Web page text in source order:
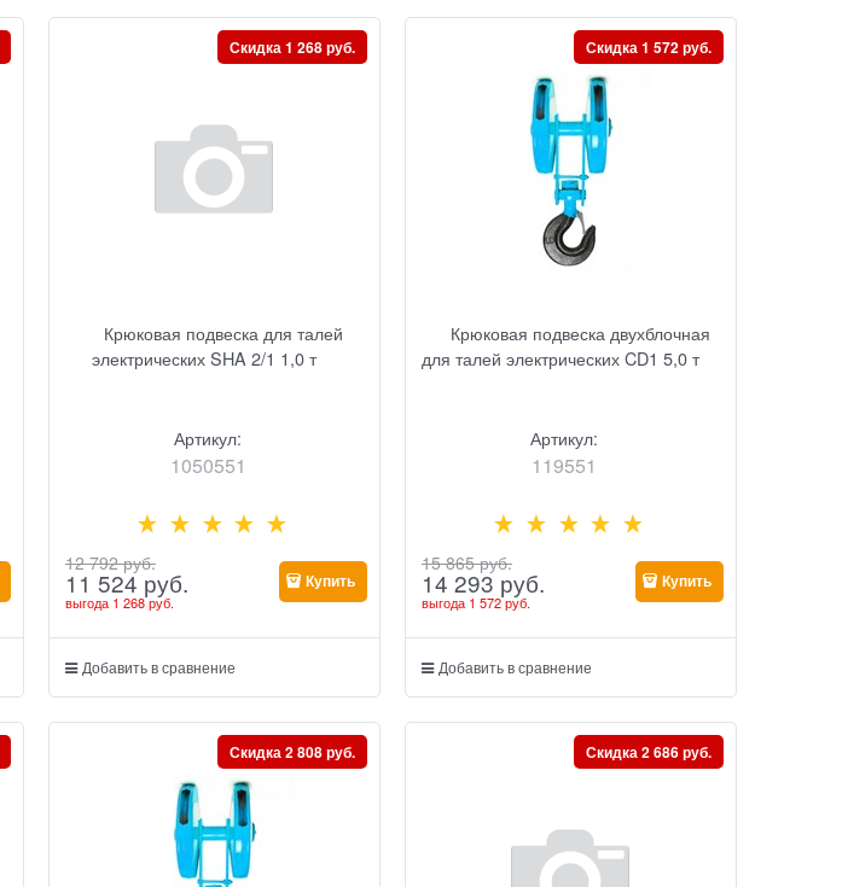
Крюковая подвеска для талей
электрических SHA 2/1 1,0 т
Артикул:
1050551
Скидка 1 268 руб.
12 792 руб.
11 524 руб.
выгода 1 268 руб.
Купить
Добавить в сравнение
Крюковая подвеска двухблочная
для талей электрических CD1 5,0 т
Артикул:
119551
Скидка 1 572 руб.
15 865 руб.
14 293 руб.
выгода 1 572 руб.
Купить
Добавить в сравнение
Скидка 2 808 руб. Скидка 2 686 руб.